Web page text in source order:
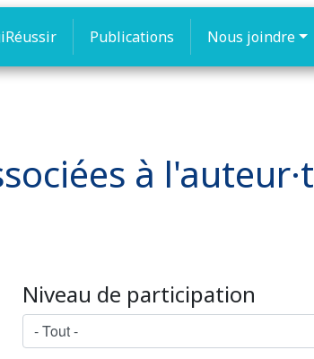
Publications Nous joindre
à
Niveau de participation